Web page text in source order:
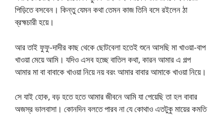
পিড়িতে বসবেন। কিন্তু যেমন কথা তেমন কাজ তিনি বসে রইলেন ঠা
ব্রহ্মচারী হয়ে।
আর তাই ফুফু-দাদীর কাছ থেকে ছোটবেলা হতেই শুনে আসছি মা খাওয়া-বাপ
খাওয়া মেয়ে আমি। যদিও এসব হচ্ছে বাতিল কথা, কারন আমার এ গল্প
আমার মা বা বাবাকে খাওয়া নিয়ে নয় বরং আমার বাবার আমাকে খাওয়া নিয়ে।
সে যাই হোক, বড় হতে হতে আমার জীবনে আমি যা পেয়েছি তা হল বাবার
অজস্র ভালবাসা। কোনদিন বলতে পারব না যে কোথাও এতটুকু মায়ের কমতি